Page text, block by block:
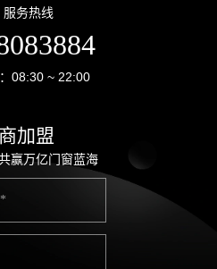
服务热线
08:30 ~ 22:00
加盟
赢万亿门窗蓝海